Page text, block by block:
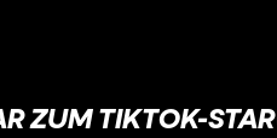
ZUM TIKTOK-